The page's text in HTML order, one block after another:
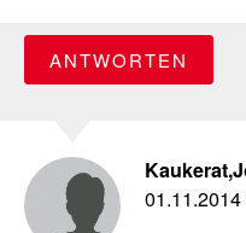
ANTWORTEN